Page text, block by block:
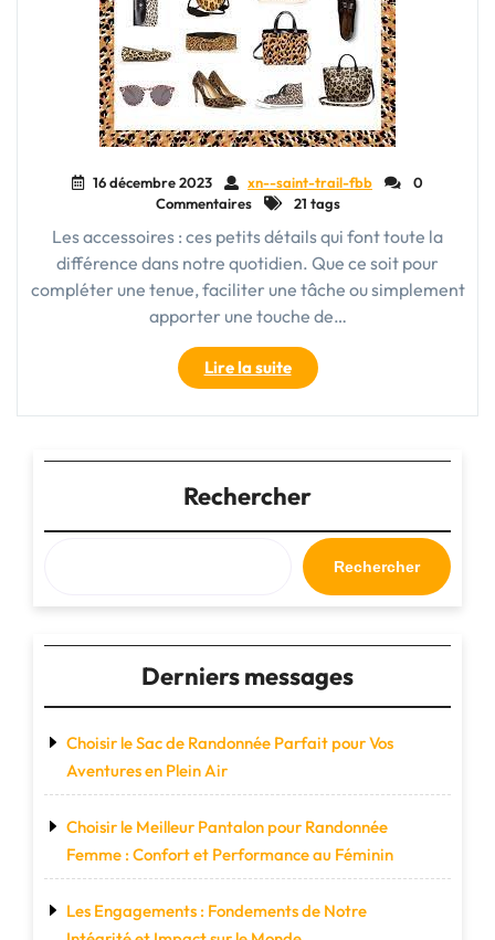
16 décembre 2023 xn--saint-trail-fbb
0
Commentaires
21 tags
Les accessoires : ces petits détails qui font toute la
différence dans notre quotidien. Que ce soit pour
compléter une tenue, faciliter une tâche ou simplement
apporter une touche de…
Lire la suite"Les
Accessoires
:
Détails
Qui
Transforment
Votre
Style
Rechercher
Rechercher
Derniers messages
Choisir le Sac de Randonnée Parfait pour Vos
Aventures en Plein Air
Choisir le Meilleur Pantalon pour Randonnée
Femme : Confort et Performance au Féminin
Les Engagements : Fondements de Notre